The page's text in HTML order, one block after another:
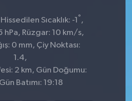
Sıcaklık: -1 ° ,
hPa, Rüzgar: 10 km/s,
0 mm, Çiy Noktası:
1.4,
2 km, Gün Doğumu:
Batımı: 19:18